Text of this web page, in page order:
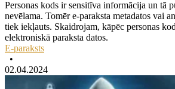
Personas kods ir sensitīva informācija un tā
nevēlama. Tomēr e-paraksta metadatos vai
tiek iekļauts. Skaidrojam, kāpēc personas
elektroniskā paraksta datos.
E-paraksts
•
02.04.2024